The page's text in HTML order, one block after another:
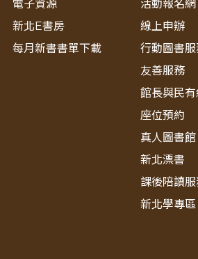
電子資源
新北E書房
每月新書書單下載
活動報名網
線上申辦
行動圖書
友善服務
館長與民有
座位預約
真人圖書館
新北漂書
課後陪讀服
新北學專區